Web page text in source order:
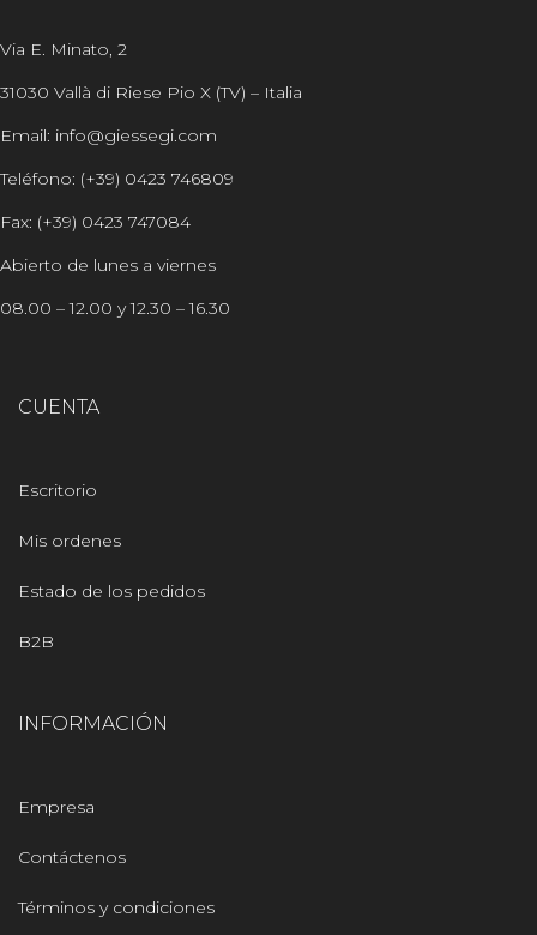
Via E. Minato, 2
31030 Vallà di Riese Pio X (TV) – Italia
Email: info@giessegi.com
Teléfono: (+39) 0423 746809
Fax: (+39) 0423 747084
Abierto de lunes a viernes
08.00 – 12.00 y 12.30 – 16.30
CUENTA
Escritorio
Mis ordenes
Estado de los pedidos
B2B
INFORMACIÓN
Empresa
Contáctenos
Términos y condiciones